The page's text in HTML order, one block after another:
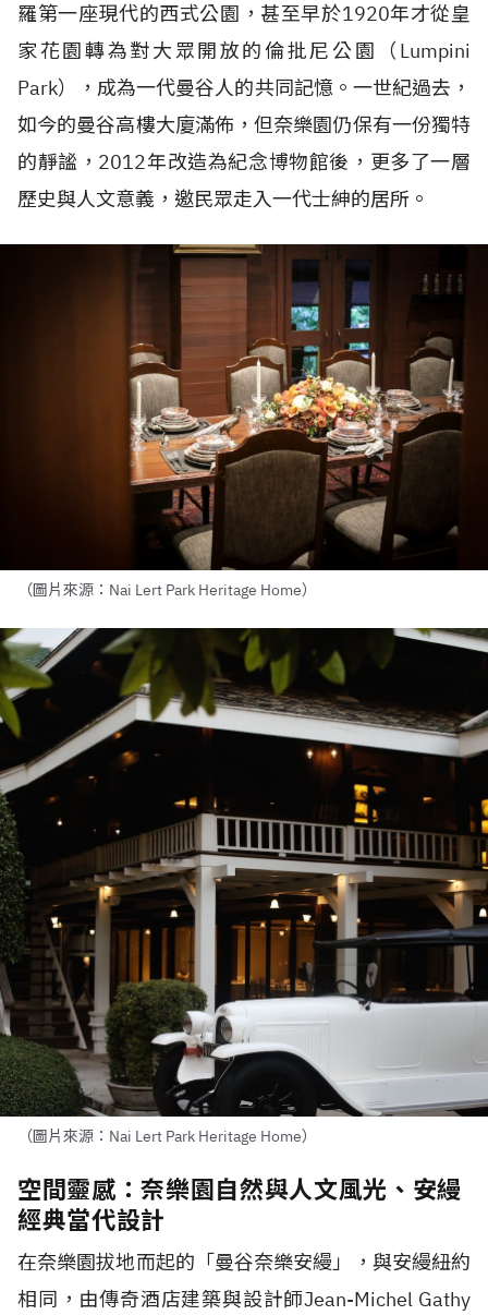
羅第一座現代的西式公園，甚至早於1920年才從皇
家花園轉為對大眾開放的倫批尼公園（Lumpini
Park），成為一代曼谷人的共同記憶。一世紀過去，
如今的曼谷高樓大廈滿佈，但奈樂園仍保有一份獨特
的靜謐，2012年改造為紀念博物館後，更多了一層
歷史與人文意義，邀民眾走入一代士紳的居所。
（圖片來源：Nai Lert Park Heritage Home）
（圖片來源：Nai Lert Park Heritage Home）
空間靈感：奈樂園自然與人文風光、安縵
經典當代設計
在奈樂園拔地而起的「曼谷奈樂安縵」，與安縵紐約
相同，由傳奇酒店建築與設計師Jean-Michel Gathy